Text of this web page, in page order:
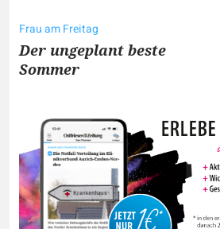
Frau am Freitag
Der ungeplant beste
Sommer